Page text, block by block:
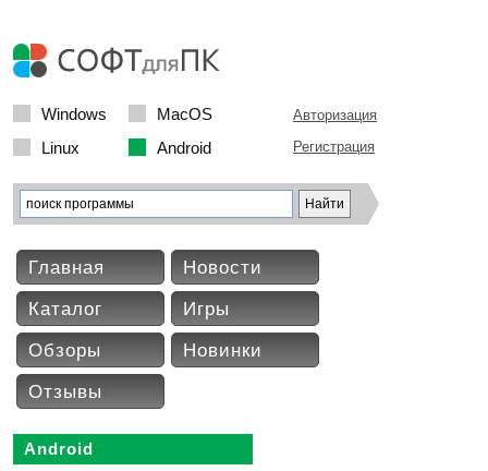
Windows
MacOS
Linux
Android
Авторизация
Регистрация
Главная
Новости
Каталог
Игры
Обзоры
Новинки
Отзывы
Android